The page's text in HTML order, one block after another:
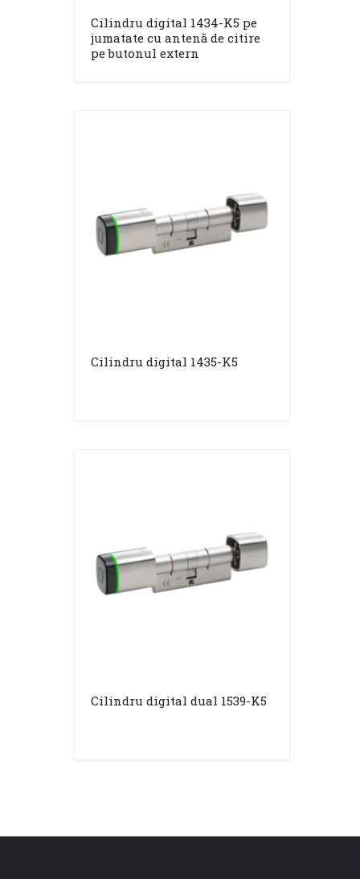
Cilindru digital 1434-K5 pe
jumatate cu antenă de citire
pe butonul extern
Cilindru digital 1435-K5
Cilindru digital dual 1539-K5